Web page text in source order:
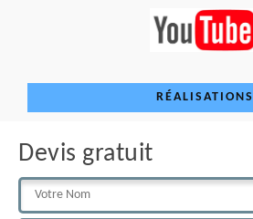
RÉALISATIONS
Devis gratuit